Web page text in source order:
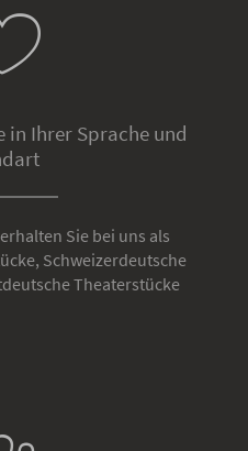
in Ihrer Sprache und
Sie bei uns als
Schweizerdeutsche
Theaterstücke